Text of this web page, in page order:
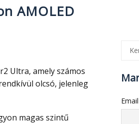
AMOLED
Ultra, amely számos
olcsó, jelenleg
Email